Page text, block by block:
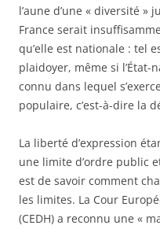
l’aune d’une « diversité
France serait
qu’elle est nationale : tel
plaidoyer, même si l’État-
connu dans lequel
populaire, c’est-à-dire la
La liberté d’expression
une limite d’ordre public
est de savoir comment
les limites. La Cour
(CEDH) a reconnu une «